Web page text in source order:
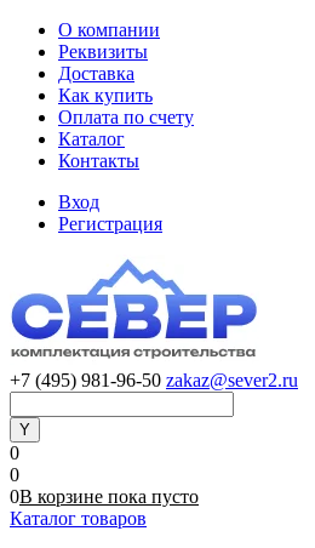
О компании
Реквизиты
Доставка
Как купить
Оплата по счету
Каталог
Контакты
Вход
Регистрация
+7 (495) 981-96-50 zakaz@sever2.ru
0
0
0В корзине пока пусто
Каталог товаров